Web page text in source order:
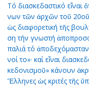
Τό δι­α­σκε­δα­στι­κό εἶ­ναι
νων τῶν ἀρ­χῶν τοῦ 20οῦ
ὡς δι­α­φο­ρε­τι­κή τῆς
ση τήν γνω­στή
πα­λιά τό
νοί το»· καί εἶ­ναι
κε­δο­νι­σμοῦ» κά­νουν
Ἕλ­λη­νες ὡς κρι­τές τῆς